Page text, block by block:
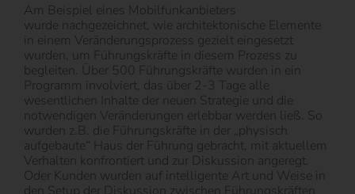
Am Beispiel eines Mobilfunkanbieters
wurde nachgezeichnet, wie architektonische Elemente
in einem Veränderungsprozess gezielt eingesetzt
wurden, um Führungskräfte in diesem Prozess zu
begleiten. Über 500 Führungskräfte wurden in ein
Programm involviert, das über 2-3 Tage alle
wesentlichen Inhalte der neuen Strategie und die
notwendigen Veränderungen erlebbar werden ließ. So
wurden z.B. die Führungskräfte in der „physisch
aufgebaute“ Haus der Führung gebracht, mit aktuellem
Verhalten konfrontiert und zur Diskussion angeregt.
Oder Kunden wurden auf intelligente Art und Weise in